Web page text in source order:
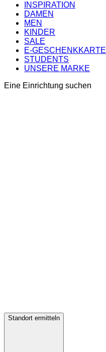
INSPIRATION
DAMEN
MEN
KINDER
SALE
E-GESCHENKKARTE
STUDENTS
UNSERE MARKE
Eine Einrichtung suchen
Standort ermitteln